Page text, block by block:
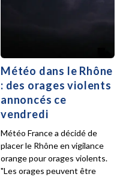
Météo dans le Rhône
: des orages violents
annoncés ce
vendredi
Météo France a décidé de
placer le Rhône en vigilance
orange pour orages violents.
"Les orages peuvent être